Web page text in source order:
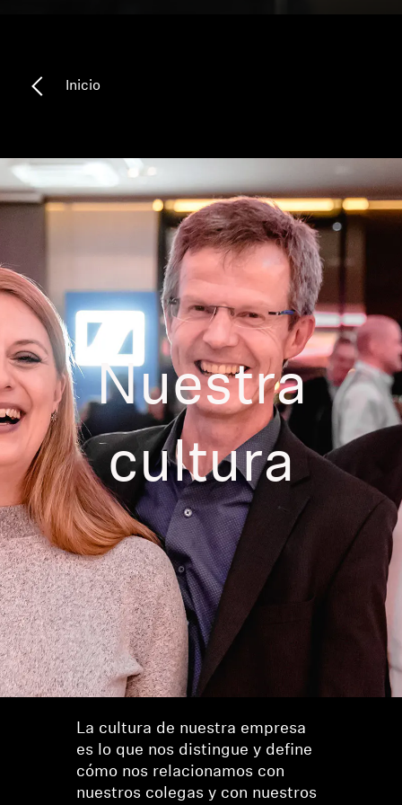
Auriculares para audición de TV
Piezas y accesorios auditivos originales
Barras de sonido
Barras de sonido y subwoofers AMBEO
Descubre AMBEO
Piezas y accesorios AMBEO
Descubrir
Acerca de nosotros
Innovaciones
Asistencia
Inicio
Nuestra
cultura
La cultura de nuestra empresa
es lo que nos distingue y define
cómo nos relacionamos con
nuestros colegas y con nuestros